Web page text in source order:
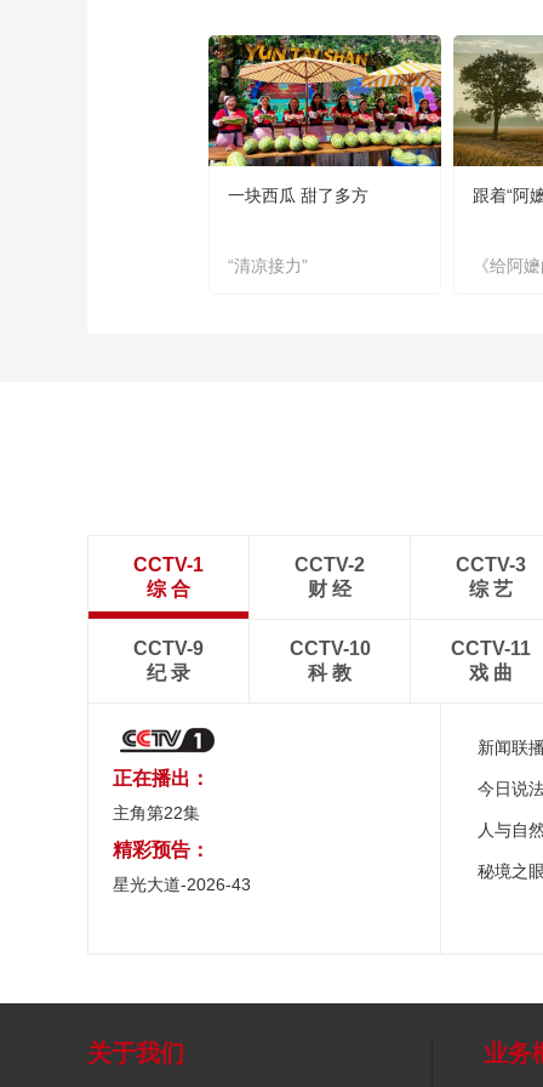
一块西瓜 甜了多方
“清凉接力”
跟着“阿
《给阿
CCTV-1
综 合
CCTV-2
财 经
CCTV-3
综 艺
CCTV-9
纪 录
CCTV-10
科 教
CCTV-11
戏 曲
正在播出：
主角第22集
精彩预告：
星光大道-2026-43
新闻联
今日说
人与自
秘境之
关于我们 业务